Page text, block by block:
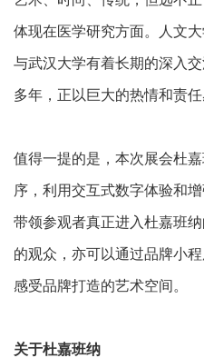
体现在医学研究方面。人文
与武汉大学有着长期的深入
多年，正以巨大的热情和责任
值得一提的是，本次展会杜
序，利用交互式数字体验和
带领参观者真正进入杜嘉班
的观众，亦可以通过品牌小
感受品牌打造的艺术空间。
关于杜嘉班纳